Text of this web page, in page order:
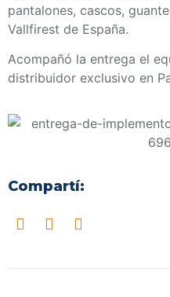
pantalones, cascos,
Vallfirest de España.
Acompañó la entrega el
distribuidor exclusivo en
Compartí: